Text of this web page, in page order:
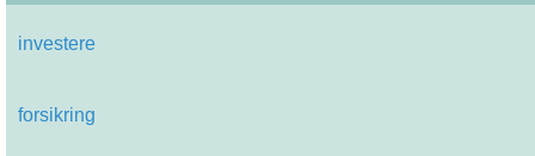
investere
forsikring